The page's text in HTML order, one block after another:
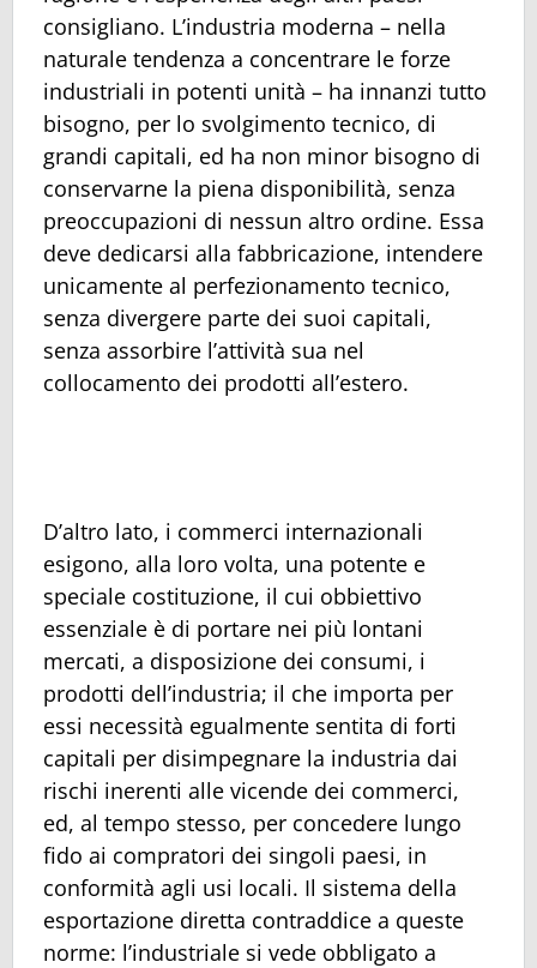
consigliano. L’industria moderna – nella
naturale tendenza a concentrare le forze
industriali in potenti unità – ha innanzi tutto
bisogno, per lo svolgimento tecnico, di
grandi capitali, ed ha non minor bisogno di
conservarne la piena disponibilità, senza
preoccupazioni di nessun altro ordine. Essa
deve dedicarsi alla fabbricazione, intendere
unicamente al perfezionamento tecnico,
senza divergere parte dei suoi capitali,
senza assorbire l’attività sua nel
collocamento dei prodotti all’estero.
D’altro lato, i commerci internazionali
esigono, alla loro volta, una potente e
speciale costituzione, il cui obbiettivo
essenziale è di portare nei più lontani
mercati, a disposizione dei consumi, i
prodotti dell’industria; il che importa per
essi necessità egualmente sentita di forti
capitali per disimpegnare la industria dai
rischi inerenti alle vicende dei commerci,
ed, al tempo stesso, per concedere lungo
fido ai compratori dei singoli paesi, in
conformità agli usi locali. Il sistema della
esportazione diretta contraddice a queste
norme: l’industriale si vede obbligato a